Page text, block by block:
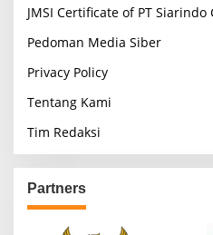
JMSI Certificate of PT
Pedoman Media Siber
Privacy Policy
Tentang Kami
Tim Redaksi
Partners